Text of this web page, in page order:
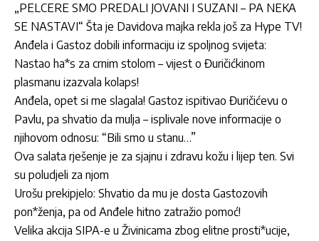
„PELCERE SMO PREDALI JOVANI I SUZANI – PA NEKA
SE NASTAVI“ Šta je Davidova majka rekla još za Hype TV!
Anđela i Gastoz dobili informaciju iz spoljnog svijeta:
Nastao ha*s za crnim stolom – vijest o Đuričićkinom
plasmanu izazvala kolaps!
Anđela, opet si me slagala! Gastoz ispitivao Đuričićevu o
Pavlu, pa shvatio da mulja – isplivale nove informacije o
njihovom odnosu: “Bili smo u stanu…”
Ova salata rješenje je za sjajnu i zdravu kožu i lijep ten. Svi
su poludjeli za njom
Urošu prekipjelo: Shvatio da mu je dosta Gastozovih
pon*ženja, pa od Anđele hitno zatražio pomoć!
Velika akcija SIPA-e u Živinicama zbog elitne prosti*ucije,